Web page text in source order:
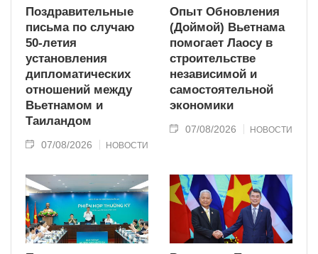
Поздравительные
письма по случаю
50-летия
установления
дипломатических
отношений между
Вьетнамом и
Таиландом
07/08/2026 НОВОСТИ
Опыт Обновления
(Доймой) Вьетнама
помогает Лаосу в
строительстве
независимой и
самостоятельной
экономики
07/08/2026 НОВОСТИ